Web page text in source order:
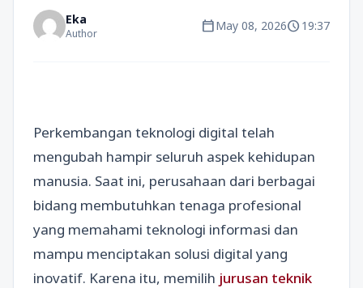
Eka
Author calendar_todayMay 08, 2026schedule19:37
Perkembangan teknologi digital telah
mengubah hampir seluruh aspek kehidupan
manusia. Saat ini, perusahaan dari berbagai
bidang membutuhkan tenaga profesional
yang memahami teknologi informasi dan
mampu menciptakan solusi digital yang
inovatif. Karena itu, memilih jurusan teknik